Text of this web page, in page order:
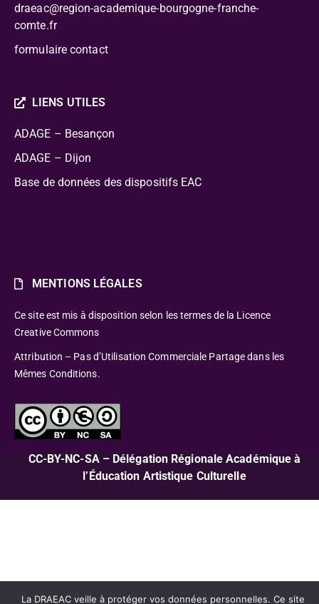
draeac@region-academique-bourgogne-franche-
comte.fr
formulaire contact
LIENS UTILES
ADAGE – Besançon
ADAGE – Dijon
Base de données des dispositifs EAC
MENTIONS LÉGALES
Ce site est mis à disposition selon les termes de la Licence
Creative Commons
Attribution – Pas d’Utilisation Commerciale Partage dans les
Mêmes Conditions.
CC-BY-NC-SA – Délégation Régionale Académique à
l’Éducation Artistique Culturelle
La DRAEAC veille à protéger vos données personnelles. Ce site